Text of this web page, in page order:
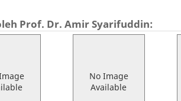
Prof. Dr. Amir Syarifuddin:
No Image
Available